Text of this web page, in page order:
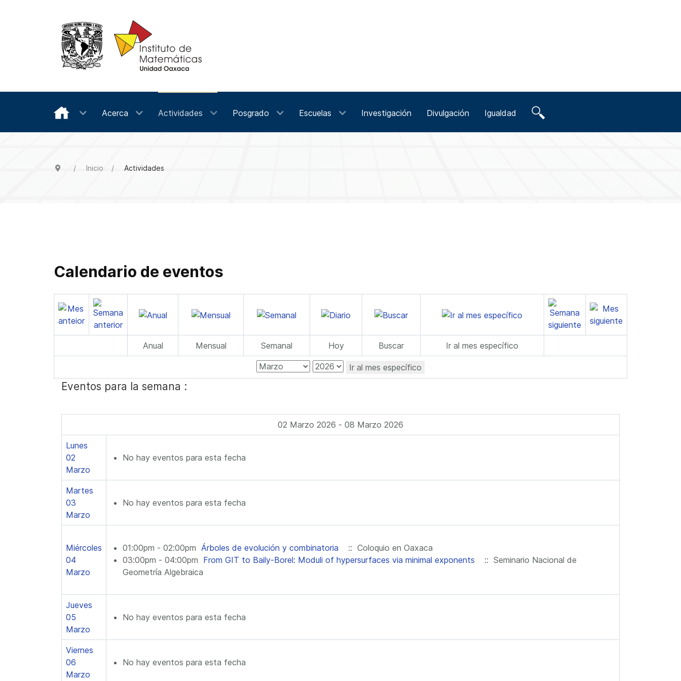
Acerca Actividades Posgrado Escuelas Investigación Divulgación Igualdad
Inicio Actividades
Calendario de eventos
Anual Mensual Semanal Hoy Buscar Ir al mes específico
Ir al mes específico
Eventos para la semana :
02 Marzo 2026 - 08 Marzo 2026
Lunes
02
Marzo
No hay eventos para esta fecha
Martes
03
Marzo
No hay eventos para esta fecha
Miércoles
04
Marzo
01:00pm - 02:00pm Árboles de evolución y combinatoria
:: Coloquio en Oaxaca
03:00pm - 04:00pm From GIT to Baily-Borel: Moduli of hypersurfaces via minimal exponents
:: Seminario Nacional de
Geometría Algebraica
Jueves
05
Marzo
No hay eventos para esta fecha
Viernes
06
Marzo
No hay eventos para esta fecha